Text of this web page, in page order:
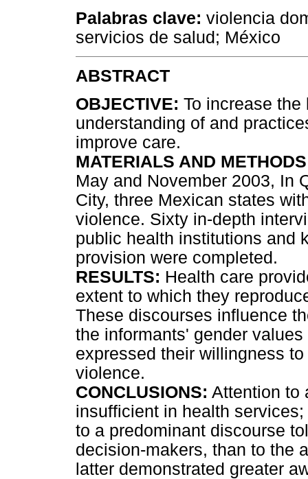
Palabras clave: violencia
servicios de salud; México
ABSTRACT
OBJECTIVE: To increase the
understanding of and
improve care.
MATERIALS AND
May and November 2003, In
City, three Mexican states
violence. Sixty in-depth
public health institutions and
provision were completed.
RESULTS: Health care
extent to which they
These discourses influence
the informants' gender
expressed their willingness
violence.
CONCLUSIONS: Attention to
insufficient in health
to a predominant discourse
decision-makers, than to the
latter demonstrated greater